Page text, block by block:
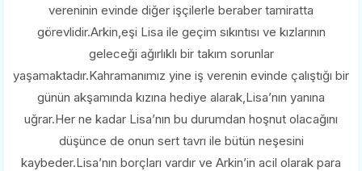
vereninin evinde diğer işçilerle beraber tamiratta
görevlidir.Arkin,eşi Lisa ile geçim sıkıntısı ve kızlarının
geleceği ağırlıklı bir takım sorunlar
yaşamaktadır.Kahramanımız yine iş verenin evinde çalıştığı bir
günün akşamında kızına hediye alarak,Lisa’nın yanına
uğrar.Her ne kadar Lisa’nın bu durumdan hoşnut olacağını
düşünce de onun sert tavrı ile bütün neşesini
kaybeder.Lisa’nın borçları vardır ve Arkin’in acil olarak para